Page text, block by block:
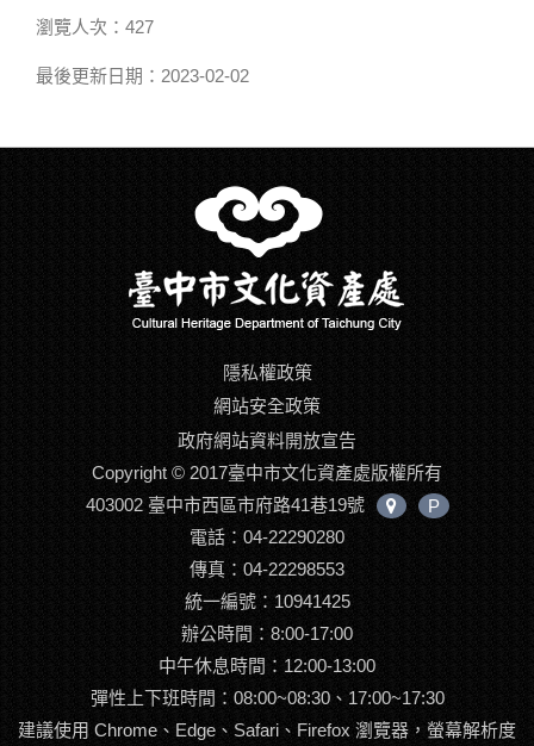
瀏覽人次：427
最後更新日期：2023-02-02
隱私權政策
網站安全政策
政府網站資料開放宣告
Copyright © 2017臺中市文化資產處版權所有
403002 臺中市西區市府路41巷19號
中
P
電話：04-22290280
傳真：04-22298553
統一編號：10941425
辦公時間：8:00-17:00
中午休息時間：12:00-13:00
彈性上下班時間：08:00~08:30、17:00~17:30
建議使用 Chrome、Edge、Safari、Firefox 瀏覽器，螢幕解析度